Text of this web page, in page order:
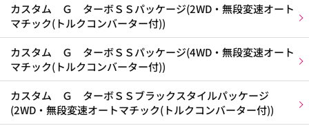
カスタム Ｇ ターボＳＳパッケージ(2WD・無段変速オート
マチック(トルクコンバーター付))
カスタム Ｇ ターボＳＳパッケージ(4WD・無段変速オート
マチック(トルクコンバーター付))
カスタム Ｇ ターボＳＳブラックスタイルパッケージ
(2WD・無段変速オートマチック(トルクコンバーター付))